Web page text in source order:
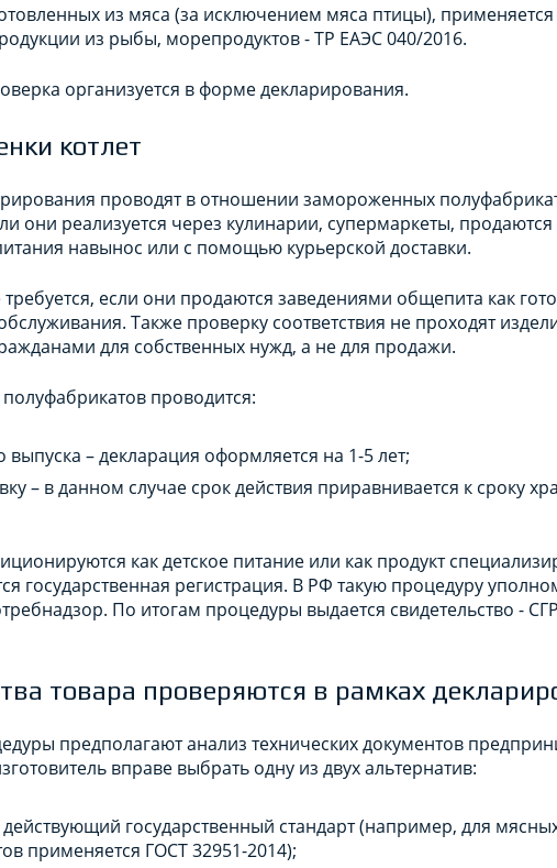
из мяса (за исключением мяса птицы),
из рыбы, морепродуктов - ТР ЕАЭС 040/2016.
организуется в форме декларирования.
котлет
проводят в отношении замороженных
они реализуется через кулинарии, супермаркеты,
навынос или с помощью курьерской доставки.
требуется, если они продаются заведениями общепита как
Также проверку соответствия не проходят
для собственных нужд, а не для продажи.
проводится:
выпуска – декларация оформляется на 1-5 лет;
– в данном случае срок действия приравнивается к сроку
как детское питание или как продукт
государственная регистрация. В РФ такую процедуру
По итогам процедуры выдается свидетельство -
товара проверяются в рамках
предполагают анализ технических документов
вправе выбрать одну из двух альтернатив:
действующий государственный стандарт (например, для
применяется ГОСТ 32951-2014);